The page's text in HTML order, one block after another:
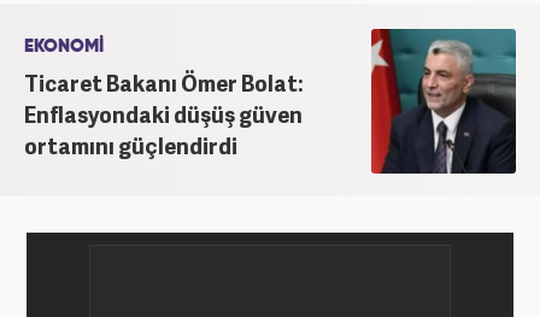
EKONOMİ
Ticaret Bakanı Ömer Bolat:
Enflasyondaki düşüş güven
ortamını güçlendirdi